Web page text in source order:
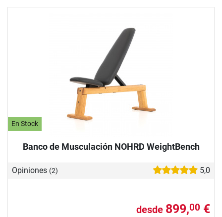
En Stock
Banco de Musculación NOHRD WeightBench
Opiniones (2) 5,0
desde 899,00 €